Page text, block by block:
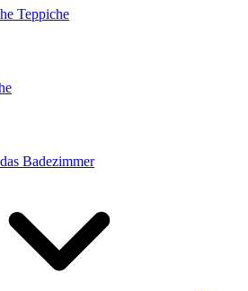
Teppiche
Badezimmer